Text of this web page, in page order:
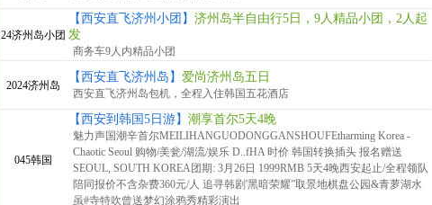
24济州岛小团
【西安直飞济州小团】 济州岛半自由行5日，9人精品小团，2人起
发
商务车9人内精品小团
2024济州岛
【西安直飞济州岛】 爱尚济州岛五日
西安直飞济州岛包机，全程入住韩国五花酒店
045韩国
【西安到韩国5日游】 潮享首尔5天4晚
魅力声国潮辛首尔MEILIHANGUODONGGANSHOUFEtharming Korea -
Chaotic Seoul 购物/美瓮/湖流/娱乐 D..fHA 时价 韩国转换插头 报名赠送
SEOUL, SOUTH KOREA团期: 3月26日 1999RMB 5天4晚西安起止/全程领队
陪同报价不含杂费360元/人 追寻韩剧'黑暗荣耀”取景地棋盘公园&青萝湖水
虽#寺特吹曾送梦幻涂鸦秀精彩演出